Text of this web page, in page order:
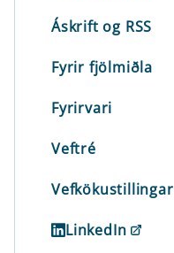
Áskrift og RSS
Fyrir fjölmiðla
Fyrirvari
Veftré
Vefkökustillingar
LinkedIn